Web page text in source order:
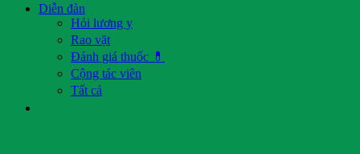
Diễn đàn
Hỏi lương y
Rao vặt
Đánh giá thuốc 💊
Cộng tác viên
Tất cả